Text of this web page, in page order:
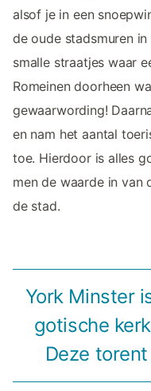
alsof je in een
de oude stadsmuren
smalle straatjes waar
Romeinen doorheen
gewaarwording!
en nam het aantal
toe. Hierdoor is alles
men de waarde in van
de stad.
York Minster
gotische
Deze